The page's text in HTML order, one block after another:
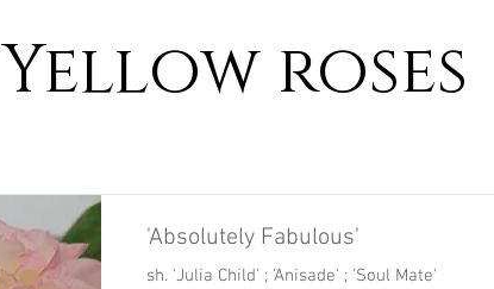
Yellow roses
'Absolutely Fabulous'
sh. 'Julia Child' ; 'Anisade' ; 'Soul Mate'